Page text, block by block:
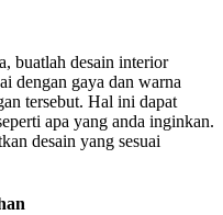
buatlah desain interior
dengan gaya dan warna
tersebut. Hal ini dapat
apa yang anda inginkan.
desain yang sesuai